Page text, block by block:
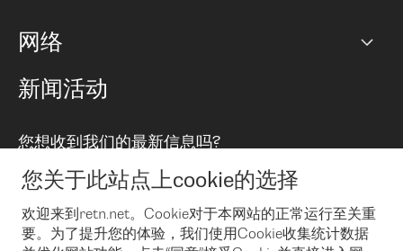
您关于此站点上cookie的选择
欢迎来到retn.net。Cookie对于本网站的正常运行至关重
要。为了提升您的体验，我们使用Cookie收集统计数据
对等互联政策
RTT Map
互联网
远程 IX
云连接
防DDoS攻击保护服务(DDoS Protection)
网络
可控全球私用网络
BGP 解决方案
TRANSKZ
网络安全
新闻活动
您想收到我们的最新信息吗?
在您接受了我们的隐私条款之后，可以通过 Email 来订阅我们的新